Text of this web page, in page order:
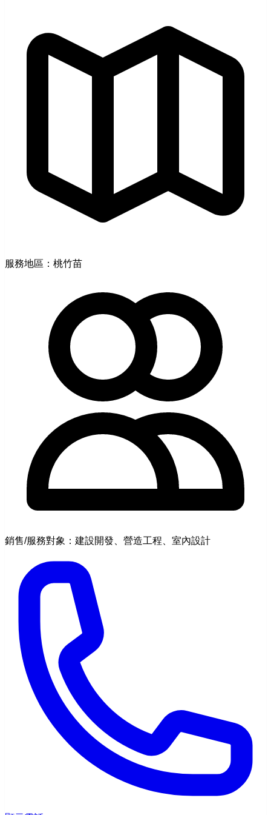
服務地區：桃竹苗
銷售/服務對象：建設開發、營造工程、室內設計